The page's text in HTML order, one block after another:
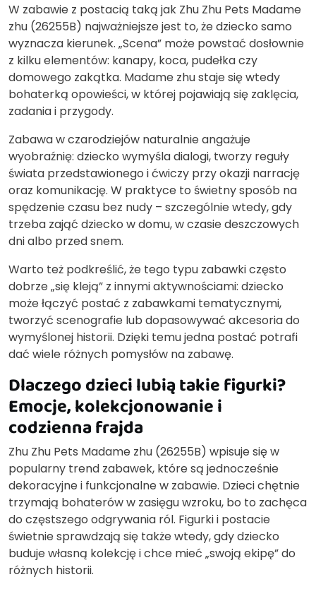
W zabawie z postacią taką jak Zhu Zhu Pets Madame
zhu (26255B) najważniejsze jest to, że dziecko samo
wyznacza kierunek. „Scena” może powstać dosłownie
z kilku elementów: kanapy, koca, pudełka czy
domowego zakątka. Madame zhu staje się wtedy
bohaterką opowieści, w której pojawiają się zaklęcia,
zadania i przygody.
Zabawa w czarodziejów naturalnie angażuje
wyobraźnię: dziecko wymyśla dialogi, tworzy reguły
świata przedstawionego i ćwiczy przy okazji narrację
oraz komunikację. W praktyce to świetny sposób na
spędzenie czasu bez nudy – szczególnie wtedy, gdy
trzeba zająć dziecko w domu, w czasie deszczowych
dni albo przed snem.
Warto też podkreślić, że tego typu zabawki często
dobrze „się kleją” z innymi aktywnościami: dziecko
może łączyć postać z zabawkami tematycznymi,
tworzyć scenografie lub dopasowywać akcesoria do
wymyślonej historii. Dzięki temu jedna postać potrafi
dać wiele różnych pomysłów na zabawę.
Dlaczego dzieci lubią takie figurki?
Emocje, kolekcjonowanie i
codzienna frajda
Zhu Zhu Pets Madame zhu (26255B) wpisuje się w
popularny trend zabawek, które są jednocześnie
dekoracyjne i funkcjonalne w zabawie. Dzieci chętnie
trzymają bohaterów w zasięgu wzroku, bo to zachęca
do częstszego odgrywania ról. Figurki i postacie
świetnie sprawdzają się także wtedy, gdy dziecko
buduje własną kolekcję i chce mieć „swoją ekipę” do
różnych historii.